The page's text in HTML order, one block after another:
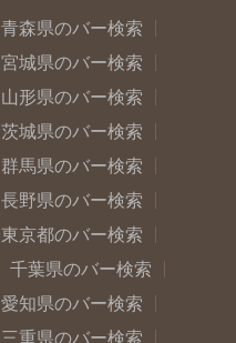
青森県のバー検索
宮城県のバー検索
山形県のバー検索
茨城県のバー検索
群馬県のバー検索
長野県のバー検索
東京都のバー検索
千葉県のバー検索
愛知県のバー検索
三重県のバー検索